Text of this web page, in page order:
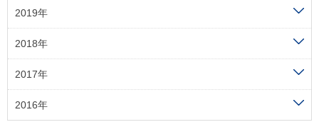
2019年
2018年
2017年
2016年